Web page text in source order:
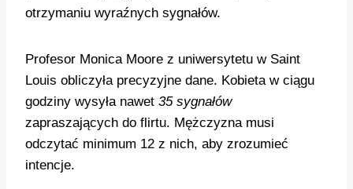
otrzymaniu wyraźnych sygnałów.
Profesor Monica Moore z uniwersytetu w Saint
Louis obliczyła precyzyjne dane. Kobieta w ciągu
godziny wysyła nawet 35 sygnałów
zapraszających do flirtu. Mężczyzna musi
odczytać minimum 12 z nich, aby zrozumieć
intencje.